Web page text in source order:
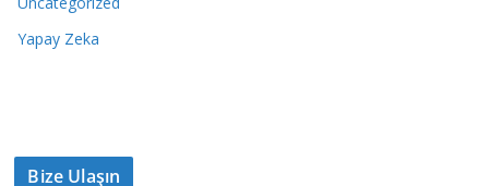
Yapay Zeka
Bize Ulaşın